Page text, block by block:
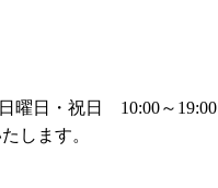
日曜日・祝日 10:00～19:00
します。